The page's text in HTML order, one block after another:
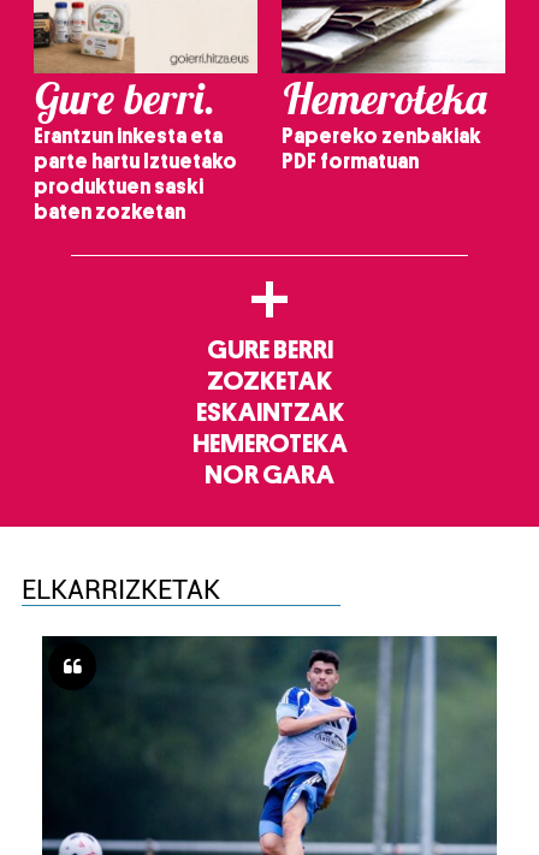
Gure berri.
Erantzun inkesta eta
parte hartu Iztuetako
produktuen saski
baten zozketan
Hemeroteka
Papereko zenbakiak
PDF formatuan
+
GURE BERRI
ZOZKETAK
ESKAINTZAK
HEMEROTEKA
NOR GARA
ELKARRIZKETAK